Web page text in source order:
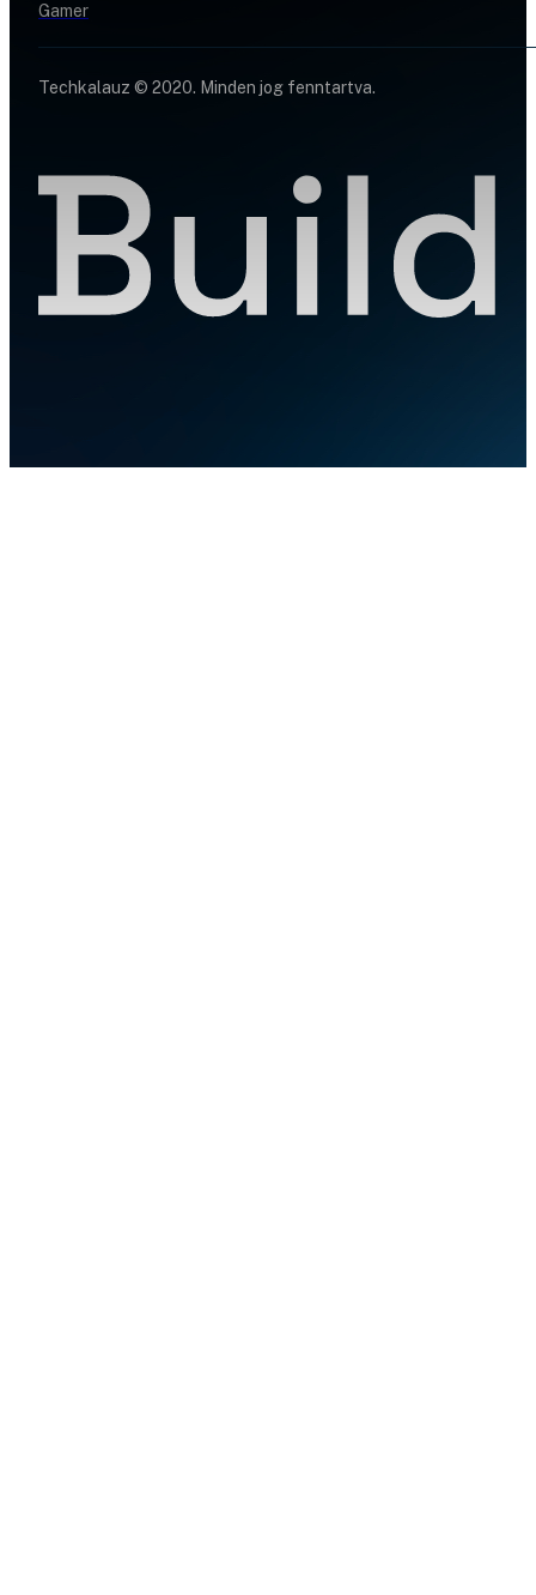
Gamer
Techkalauz © 2020. Minden jog fenntartva.